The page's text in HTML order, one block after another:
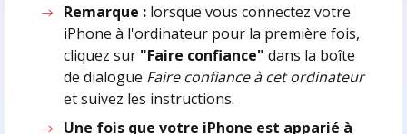
Remarque : lorsque vous connectez votre
iPhone à l'ordinateur pour la première fois,
cliquez sur "Faire confiance"dans la boîte
de dialogue Faire confiance à cet ordinateur
et suivez les instructions.
Une fois que votre iPhone est apparié à